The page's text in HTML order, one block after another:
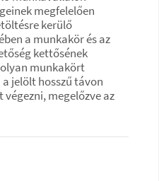
megfelelően
kerülő
a munkakör és az
kettősének
munkakört
jelölt hosszű távon
megelőzve az